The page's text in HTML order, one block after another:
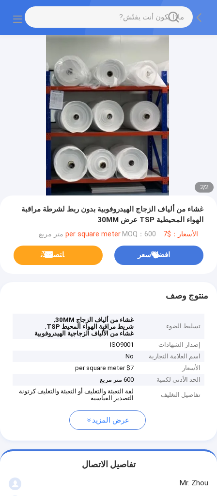
2
/
2
غشاء من ألياف الزجاج الهيدروفوبية بدون ربط لشرطة مراقبة
الهواء المحيطية TSP عرض 30MM
الأسعار：$7 per square meter MOQ：600 متر مربع
افضل سعر ﺎﺘﺼﻟ ﺍﻶﻧ
منتوج وصف
تسليط الضوء
غشاء من ألياف الزجاج 30MM
,
شريط مراقبة الهواء المحيط TSP
,
غشاء من الألياف الزجاجية الهيدروفوبية
إصدار الشهادات
ISO9001
اسم العلامة التجارية
No
الأسعار
$7 per square meter
الحد الأدنى لكمية
600 متر مربع
تفاصيل التغليف
لفة التعبئة والتغليف أو التعبئة والتغليف كرتونة
التصدير القياسية
عرض المزيد
تفاصيل الاتصال
Mr. Zhou